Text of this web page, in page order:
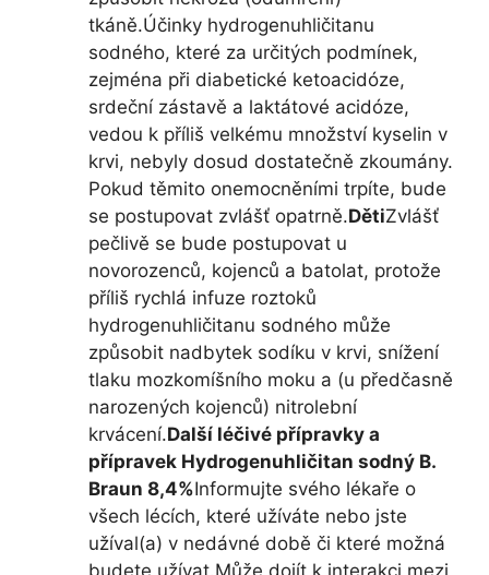
tkáně.Účinky hydrogenuhličitanu
sodného, které za určitých podmínek,
zejména při diabetické ketoacidóze,
srdeční zástavě a laktátové acidóze,
vedou k příliš velkému množství kyselin v
krvi, nebyly dosud dostatečně zkoumány.
Pokud těmito onemocněními trpíte, bude
se postupovat zvlášť opatrně.DětiZvlášť
pečlivě se bude postupovat u
novorozenců, kojenců a batolat, protože
příliš rychlá infuze roztoků
hydrogenuhličitanu sodného může
způsobit nadbytek sodíku v krvi, snížení
tlaku mozkomíšního moku a (u předčasně
narozených kojenců) nitrolební
krvácení.Další léčivé přípravky a
přípravek Hydrogenuhličitan sodný B.
Braun 8,4%Informujte svého lékaře o
všech lécích, které užíváte nebo jste
užíval(a) v nedávné době či které možná
budete užívat.Může dojít k interakci mezi